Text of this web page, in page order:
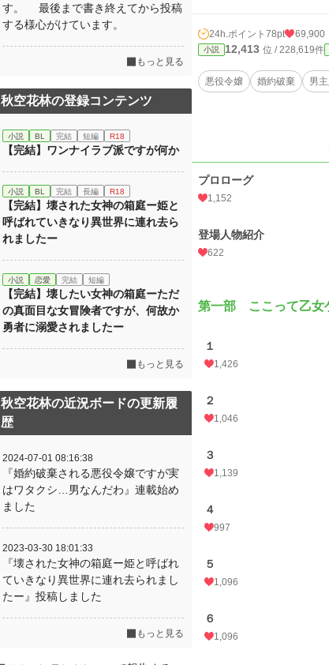
24h.ポイント 78pt 69,900
小説 12,413 位 / 228,619件
悪役令嬢 婚約破棄 男
プロローグ
1,152
登場人物紹介
622
第一部 ここって乙女
１
1,426
２
1,046
３
1,139
４
997
５
1,096
６
1,096
す。 最後まで書き終えてから投稿
する様心がけています。
もっと見る
秋空花林の登録コンテンツ
小説 BL 完結 短編 R18
【完結】ワンナイラブ派ですが何か
小説 BL 完結 長編 R18
【完結】壊された女神の箱庭ー姫と
呼ばれていきなり異世界に連れ去ら
れましたー
小説 恋愛 完結 短編
【完結】壊したい女神の箱庭ーただ
の真面目な女冒険者ですが、何故か
勇者に溺愛されましたー
もっと見る
秋空花林の近況ボードの更新履
歴
2024-07-01 08:16:38
『婚約破棄される悪役令嬢ですが実
はワタクシ…男なんだわ』連載始め
ました
2023-03-30 18:01:33
『壊された女神の箱庭ー姫と呼ばれ
ていきなり異世界に連れ去られまし
たー』投稿しました
もっと見る